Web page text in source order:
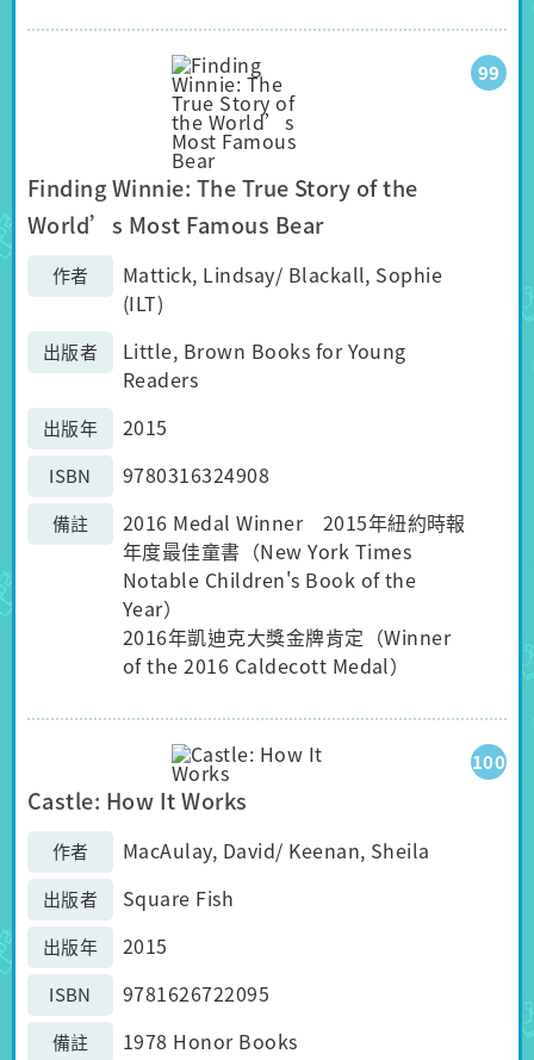
99
Finding Winnie: The True Story of the
World’s Most Famous Bear
作者
Mattick, Lindsay/ Blackall, Sophie
(ILT)
出版者
Little, Brown Books for Young
Readers
出版年 2015
ISBN 9780316324908
備註
2016 Medal Winner 2015年紐約時報
年度最佳童書（New York Times
Notable Children's Book of the
Year）
2016年凱迪克大獎金牌肯定（Winner
of the 2016 Caldecott Medal）
100
Castle: How It Works
作者 MacAulay, David/ Keenan, Sheila
出版者 Square Fish
出版年 2015
ISBN 9781626722095
備註 1978 Honor Books